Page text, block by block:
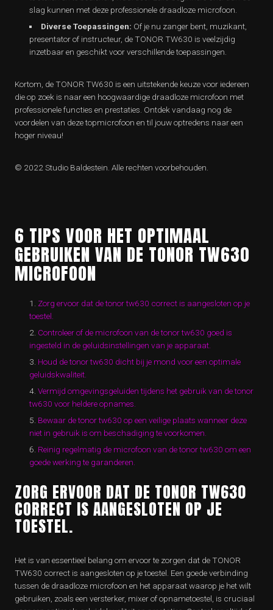
slag kunnen met deze professionele draadloze microfoon.
Diverse Toepassingen: Of je nu zanger bent, muzikant,
presentator of instructeur, de TONOR TW630 is veelzijdig
inzetbaar en geschikt voor verschillende toepassingen.
Kortom, de TONOR TW630 is een uitstekende keuze voor iedereen
die op zoek is naar een hoogwaardige draadloze microfoon met
professionele functies en prestaties. Ontdek vandaag nog de
voordelen van deze topmicrofoon en til jouw optredens naar een
hoger niveau!
© 2022 Studio Baldestein. Alle rechten voorbehouden.
6 TIPS VOOR HET OPTIMAAL
GEBRUIKEN VAN DE TONOR TW630
MICROFOON
Zorg ervoor dat de tonor tw630 correct is aangesloten op je
toestel.
Controleer of de microfoon van de tonor tw630 goed is
ingesteld in de geluidsinstellingen van je apparaat.
Houd de tonor tw630 dicht bij je mond voor een optimale
geluidskwaliteit.
Vermijd omgevingsgeluiden tijdens het gebruik van de tonor
tw630 voor heldere opnames.
Bewaar de tonor tw630 op een veilige plaats wanneer deze
niet in gebruik is om beschadiging te voorkomen.
Reinig regelmatig de microfoon van de tonor tw630 om een
goede werking te garanderen.
ZORG ERVOOR DAT DE TONOR TW630
CORRECT IS AANGESLOTEN OP JE
TOESTEL.
Het is van essentieel belang om ervoor te zorgen dat de TONOR
TW630 correct is aangesloten op je toestel. Een goede verbinding
tussen de draadloze microfoon en het apparaat waarop je het wilt
gebruiken, zoals een versterker, mixer of opnametoestel, is cruciaal